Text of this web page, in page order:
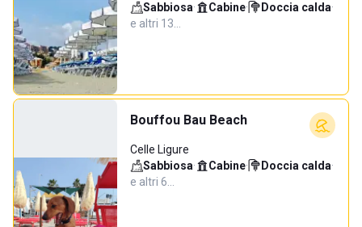
Sabbiosa· Cabine· Doccia calda·
e altri 13…
Bouffou Bau Beach
Celle Ligure
Sabbiosa· Cabine· Doccia calda·
e altri 6…